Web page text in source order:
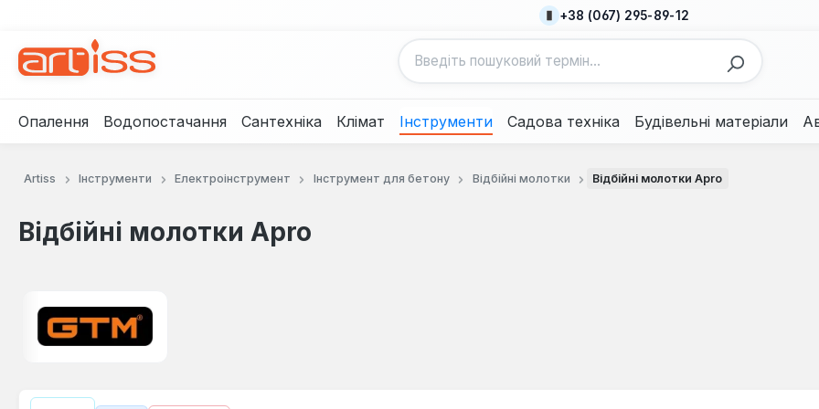
+38 (067) 295-89-12
Опалення Водопостачання Сантехніка Клімат Інструменти Садова техніка Будівельні матеріали
Artiss Інструменти Електроінструмент Інструмент для бетону Відбійні молотки Відбійні молотки Apro
Відбійні молотки Apro